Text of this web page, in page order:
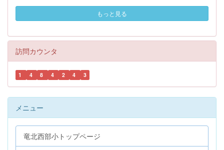
もっと見る
訪問カウンタ
1 4 8 4 2 4 3
メニュー
竜北西部小トップページ